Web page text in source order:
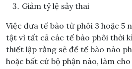
Giảm tỷ lệ sảy thai
Việc đưa tế bào từ phôi 3 hoặc 5
tật vì tất cả các tế bào phôi thời
thiết lập rằng sẽ để tế bào nào
hoặc bất cứ bộ phận nào, làm